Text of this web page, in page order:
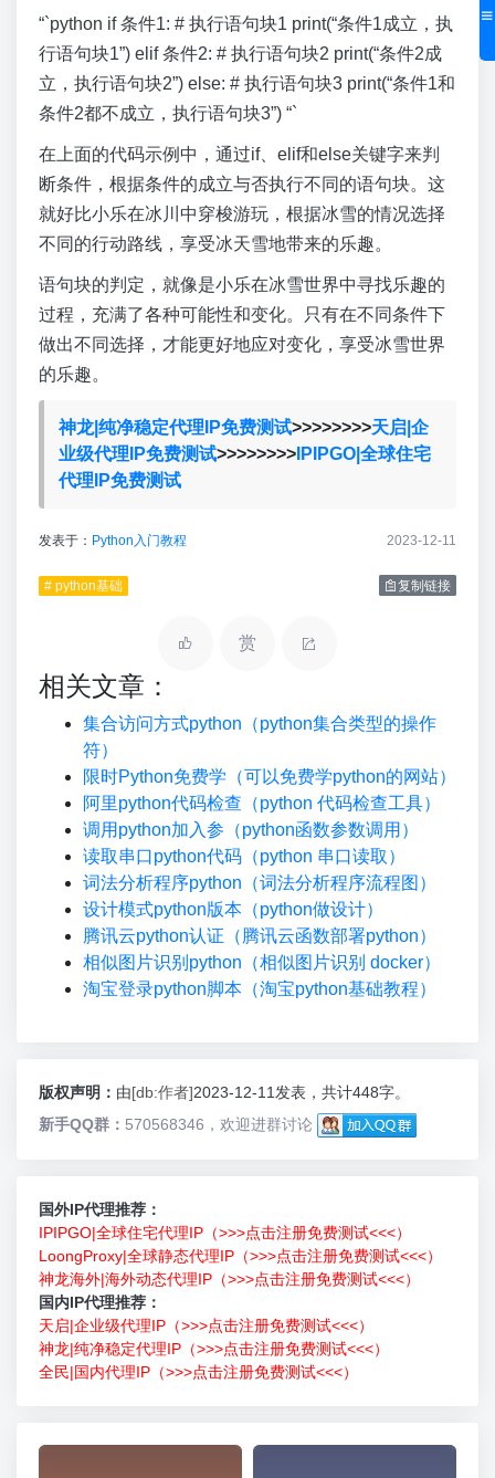
“`python if 条件1: # 执行语句块1 print(“条件1成立，执
行语句块1”) elif 条件2: # 执行语句块2 print(“条件2成
立，执行语句块2”) else: # 执行语句块3 print(“条件1和
条件2都不成立，执行语句块3”) “`
在上面的代码示例中，通过if、elif和else关键字来判
断条件，根据条件的成立与否执行不同的语句块。这
就好比小乐在冰川中穿梭游玩，根据冰雪的情况选择
不同的行动路线，享受冰天雪地带来的乐趣。
语句块的判定，就像是小乐在冰雪世界中寻找乐趣的
过程，充满了各种可能性和变化。只有在不同条件下
做出不同选择，才能更好地应对变化，享受冰雪世界
的乐趣。
神龙|纯净稳定代理IP免费测试>>>>>>>>天启|企
业级代理IP免费测试>>>>>>>>IPIPGO|全球住宅
代理IP免费测试
发表于： Python入门教程 2023-12-11
# python基础 复制链接
赏
相关文章：
集合访问方式python（python集合类型的操作
符）
限时Python免费学（可以免费学python的网站）
阿里python代码检查（python 代码检查工具）
调用python加入参（python函数参数调用）
读取串口python代码（python 串口读取）
词法分析程序python（词法分析程序流程图）
设计模式python版本（python做设计）
腾讯云python认证（腾讯云函数部署python）
相似图片识别python（相似图片识别 docker）
淘宝登录python脚本（淘宝python基础教程）
版权声明： 由[db:作者]2023-12-11发表，共计448字。
新手QQ群： 570568346，欢迎进群讨论
国外IP代理推荐：
IPIPGO|全球住宅代理IP（>>>点击注册免费测试<<<）
LoongProxy|全球静态代理IP（>>>点击注册免费测试<<<）
神龙海外|海外动态代理IP（>>>点击注册免费测试<<<）
国内IP代理推荐：
天启|企业级代理IP（>>>点击注册免费测试<<<）
神龙|纯净稳定代理IP（>>>点击注册免费测试<<<）
全民|国内代理IP（>>>点击注册免费测试<<<）